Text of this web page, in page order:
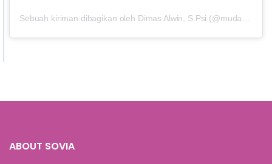
Sebuah kiriman dibagikan oleh Dimas Alwin, S.Psi (@mudahbergaul)
ABOUT SOVIA